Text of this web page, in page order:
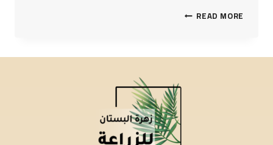
READ MORE